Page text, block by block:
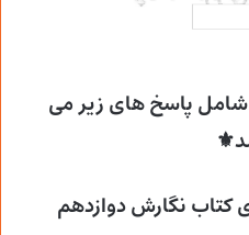
شامل پاسخ های زیر می
کتاب نگارش دوازدهم